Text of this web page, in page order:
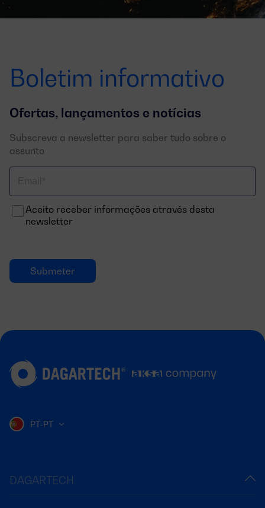
Boletim informativo
Ofertas, lançamentos e notícias
Subscreva a newsletter para saber tudo sobre o
assunto
electrónico
Aceito receber informações através desta
newsletter
DAGARTECH
PT-PT